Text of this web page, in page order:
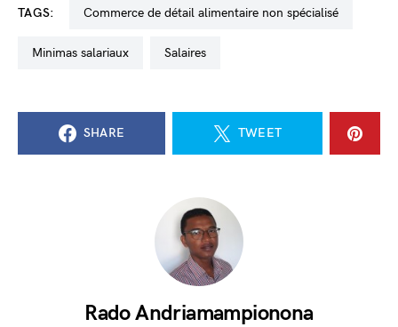
TAGS: Commerce de détail alimentaire non spécialisé
minimas salariaux salaires
SHARE TWEET
Rado Andriamampionona